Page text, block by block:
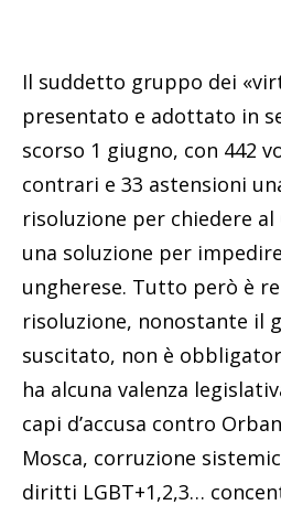
Il suddetto gruppo dei
presentato e adottato in
scorso 1 giugno, con 442
contrari e 33 astensioni
risoluzione per chiedere
una soluzione per
ungherese. Tutto però è
risoluzione, nonostante il
suscitato, non è
ha alcuna valenza
capi d’accusa contro
Mosca, corruzione
diritti LGBT+1,2,3…